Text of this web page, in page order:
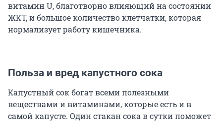
витамин U, благотворно влияющий на состоянии
ЖКТ, и большое количество клетчатки, которая
нормализует работу кишечника.
Польза и вред капустного сока
Капустный сок богат всеми полезными
веществами и витаминами, которые есть и в
самой капусте. Один стакан сока в сутки поможет